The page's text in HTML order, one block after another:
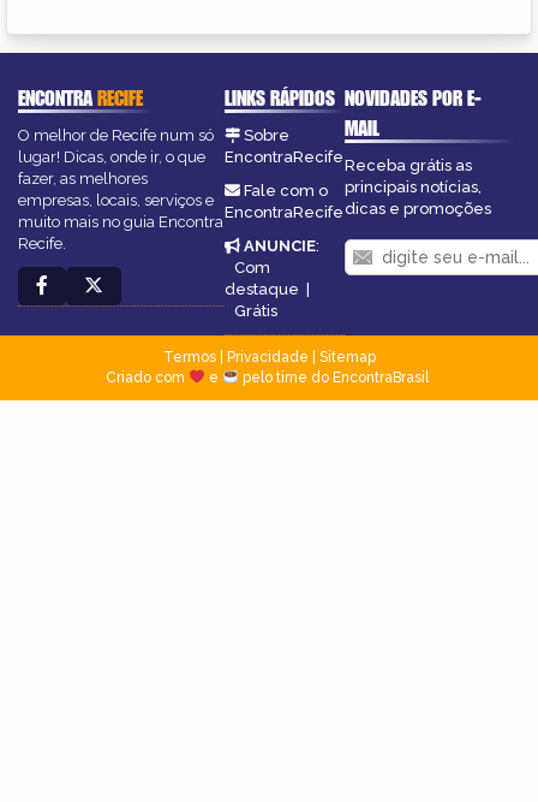
ENCONTRARECIFE
O melhor de Recife num só
lugar! Dicas, onde ir, o que
fazer, as melhores
empresas, locais, serviços e
muito mais no guia Encontra
Recife.
LINKS RÁPIDOS
Sobre
EncontraRecife
Fale com o
EncontraRecife
ANUNCIE:
Com
destaque |
Grátis
NOVIDADES POR E-
MAIL
Receba grátis as
principais notícias,
dicas e promoções
Termos| Privacidade
Sitemap
Criado com
e pelo time do EncontraBrasil